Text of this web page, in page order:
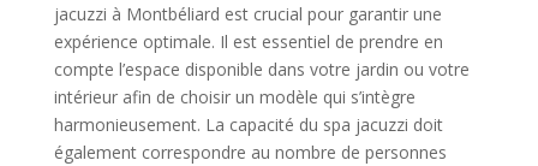
jacuzzi à Montbéliard est crucial pour garantir une
expérience optimale. Il est essentiel de prendre en
compte l’espace disponible dans votre jardin ou votre
intérieur afin de choisir un modèle qui s’intègre
harmonieusement. La capacité du spa jacuzzi doit
également correspondre au nombre de personnes